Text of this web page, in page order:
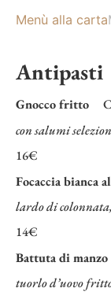
Menù alla carta
Antipasti
Gnocco fritto
con salumi
16€
Focaccia bianca
lardo di
14€
Battuta di manzo
tuorlo d’uovo